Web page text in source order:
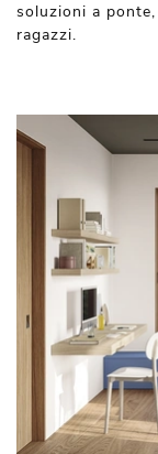
soluzioni a
ragazzi.